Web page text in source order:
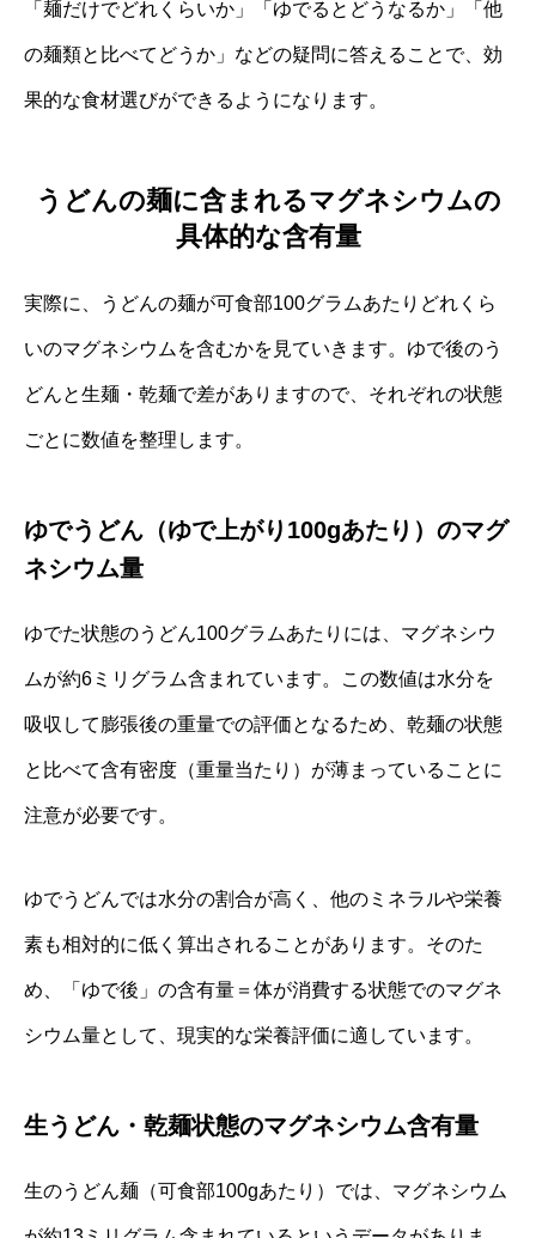
「麺だけでどれくらいか」「ゆでるとどうなるか」「他
の麺類と比べてどうか」などの疑問に答えることで、効
果的な食材選びができるようになります。
うどんの麺に含まれるマグネシウムの
具体的な含有量
実際に、うどんの麺が可食部100グラムあたりどれくら
いのマグネシウムを含むかを見ていきます。ゆで後のう
どんと生麺・乾麺で差がありますので、それぞれの状態
ごとに数値を整理します。
ゆでうどん（ゆで上がり100gあたり）のマグ
ネシウム量
ゆでた状態のうどん100グラムあたりには、マグネシウ
ムが約6ミリグラム含まれています。この数値は水分を
吸収して膨張後の重量での評価となるため、乾麺の状態
と比べて含有密度（重量当たり）が薄まっていることに
注意が必要です。
ゆでうどんでは水分の割合が高く、他のミネラルや栄養
素も相対的に低く算出されることがあります。そのた
め、「ゆで後」の含有量＝体が消費する状態でのマグネ
シウム量として、現実的な栄養評価に適しています。
生うどん・乾麺状態のマグネシウム含有量
生のうどん麺（可食部100gあたり）では、マグネシウム